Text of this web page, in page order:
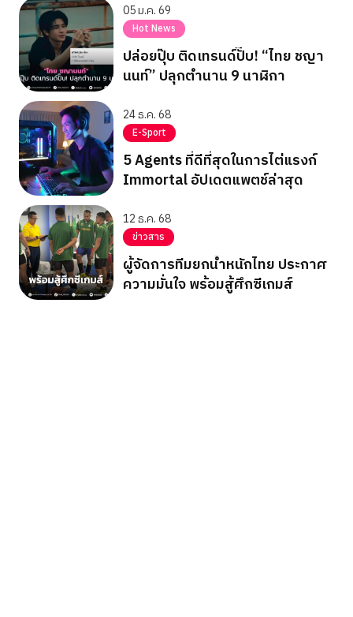
05 ม.ค. 69
Hot News
ปล่อยปุ๊บ ติดเทรนด์ปั๊บ! “ไทย ชญา
นนท์” ปลุกตำนาน 9 นาฬิกา
24 ธ.ค. 68
E-Sport
5 Agents ที่ดีที่สุดในการไต่แรงก์
Immortal อัปเดตแพตช์ล่าสุด
12 ธ.ค. 68
ข่าวสาร
ผู้จัดการทีมยกน้ำหนักไทย ประกาศ
ความมั่นใจ พร้อมสู้ศึกซีเกมส์